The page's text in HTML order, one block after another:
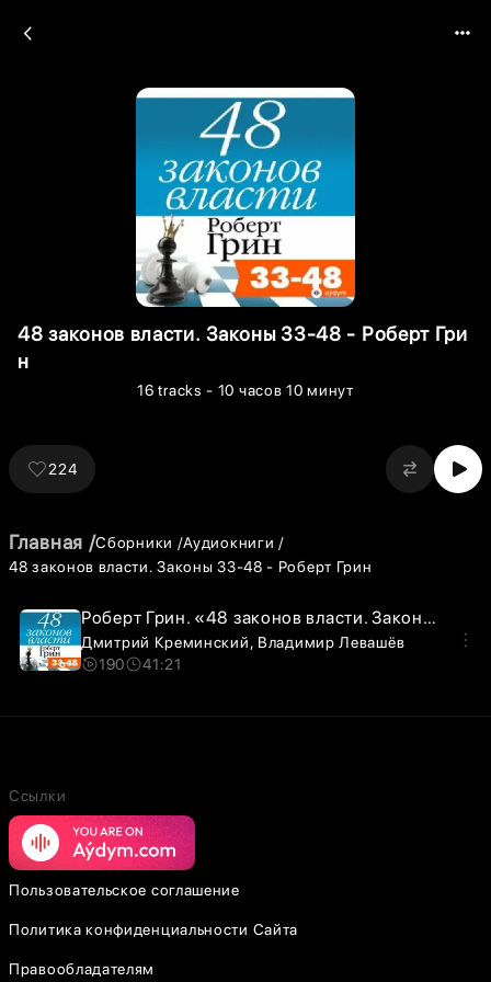
48 законов власти. Законы 33-48 - Роберт Гри
н
16 tracks- 10 часов 10 минут
224
Главная Сборники
Аудиокниги
48 законов власти. Законы 33-48 - Роберт Грин
Роберт Грин. «48 законов власти. Законы 33-48». Часть 1
Дмитрий Креминский
Владимир Левашёв
190
41:21
Ссылки
Пользовательское соглашение
Политика конфиденциальности Сайта
Правообладателям